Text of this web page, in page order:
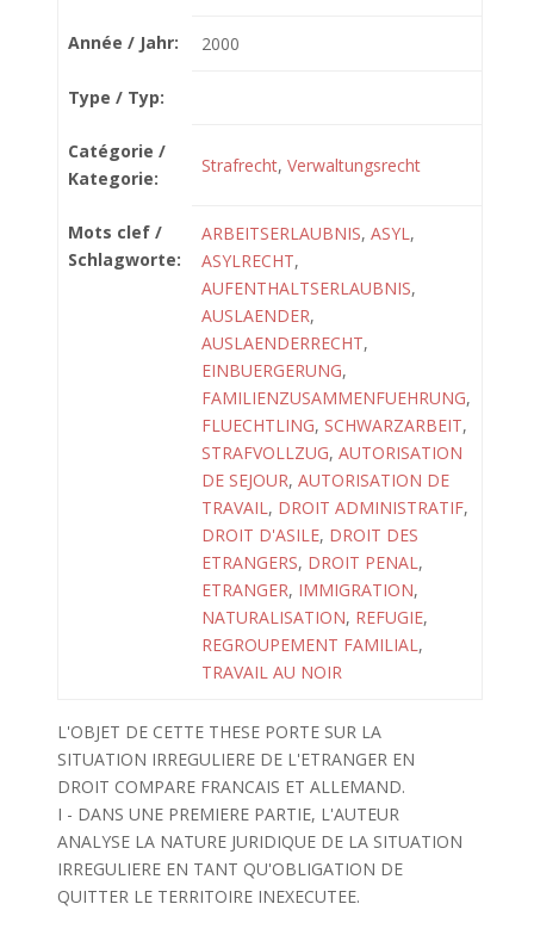
Année / Jahr: 2000
Type / Typ:
Catégorie /
Kategorie:
Strafrecht, Verwaltungsrecht
Mots clef /
Schlagworte:
ARBEITSERLAUBNIS, ASYL,
ASYLRECHT,
AUFENTHALTSERLAUBNIS,
AUSLAENDER,
AUSLAENDERRECHT,
EINBUERGERUNG,
FAMILIENZUSAMMENFUEHRUNG,
FLUECHTLING, SCHWARZARBEIT,
STRAFVOLLZUG, AUTORISATION
DE SEJOUR, AUTORISATION DE
TRAVAIL, DROIT ADMINISTRATIF,
DROIT D'ASILE, DROIT DES
ETRANGERS, DROIT PENAL,
ETRANGER, IMMIGRATION,
NATURALISATION, REFUGIE,
REGROUPEMENT FAMILIAL,
TRAVAIL AU NOIR
L'OBJET DE CETTE THESE PORTE SUR LA
SITUATION IRREGULIERE DE L'ETRANGER EN
DROIT COMPARE FRANCAIS ET ALLEMAND.
I - DANS UNE PREMIERE PARTIE, L'AUTEUR
ANALYSE LA NATURE JURIDIQUE DE LA SITUATION
IRREGULIERE EN TANT QU'OBLIGATION DE
QUITTER LE TERRITOIRE INEXECUTEE.